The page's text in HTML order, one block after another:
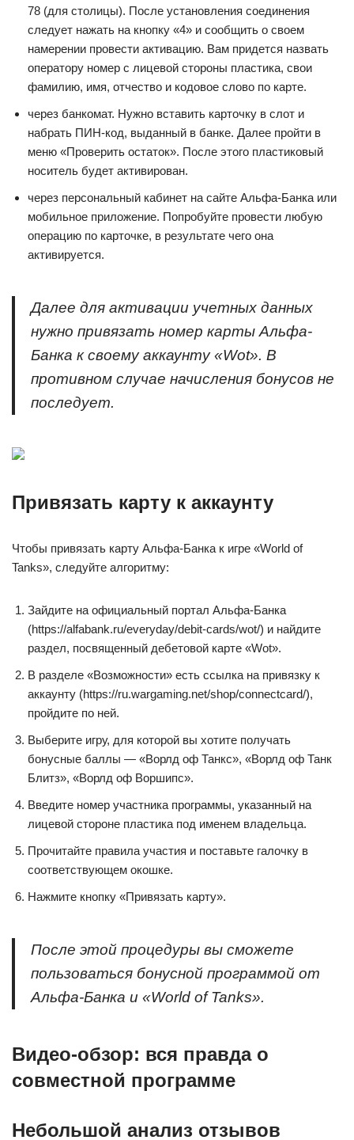
78 (для столицы). После установления соединения
следует нажать на кнопку «4» и сообщить о своем
намерении провести активацию. Вам придется назвать
оператору номер с лицевой стороны пластика, свои
фамилию, имя, отчество и кодовое слово по карте.
через банкомат. Нужно вставить карточку в слот и
набрать ПИН-код, выданный в банке. Далее пройти в
меню «Проверить остаток». После этого пластиковый
носитель будет активирован.
через персональный кабинет на сайте Альфа-Банка или
мобильное приложение. Попробуйте провести любую
операцию по карточке, в результате чего она
активируется.
Далее для активации учетных данных
нужно привязать номер карты Альфа-
Банка к своему аккаунту «Wot». В
противном случае начисления бонусов не
последует.
Привязать карту к аккаунту
Чтобы привязать карту Альфа-Банка к игре «World of
Tanks», следуйте алгоритму:
Зайдите на официальный портал Альфа-Банка
(https://alfabank.ru/everyday/debit-cards/wot/) и найдите
раздел, посвященный дебетовой карте «Wot».
В разделе «Возможности» есть ссылка на привязку к
аккаунту (https://ru.wargaming.net/shop/connectcard/),
пройдите по ней.
Выберите игру, для которой вы хотите получать
бонусные баллы — «Ворлд оф Танкс», «Ворлд оф Танк
Блитз», «Ворлд оф Воршипс».
Введите номер участника программы, указанный на
лицевой стороне пластика под именем владельца.
Прочитайте правила участия и поставьте галочку в
соответствующем окошке.
Нажмите кнопку «Привязать карту».
После этой процедуры вы сможете
пользоваться бонусной программой от
Альфа-Банка и «World of Tanks».
Видео-обзор: вся правда о
совместной программе
Небольшой анализ отзывов